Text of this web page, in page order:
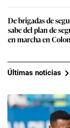
De brigadas de
sabe del plan de
en marcha en
Últimas noticias